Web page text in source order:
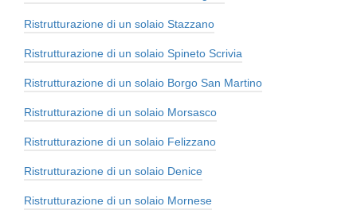
Ristrutturazione di un solaio Stazzano
Ristrutturazione di un solaio Spineto Scrivia
Ristrutturazione di un solaio Borgo San Martino
Ristrutturazione di un solaio Morsasco
Ristrutturazione di un solaio Felizzano
Ristrutturazione di un solaio Denice
Ristrutturazione di un solaio Mornese